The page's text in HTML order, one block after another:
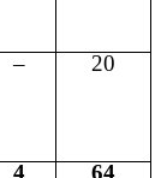
– 20